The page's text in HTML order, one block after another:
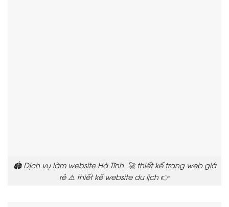
🏟️ Dịch vụ làm website Hà Tĩnh 🚀 thiết kế trang web giá
rẻ ⚠️ thiết kế website du lịch 👉